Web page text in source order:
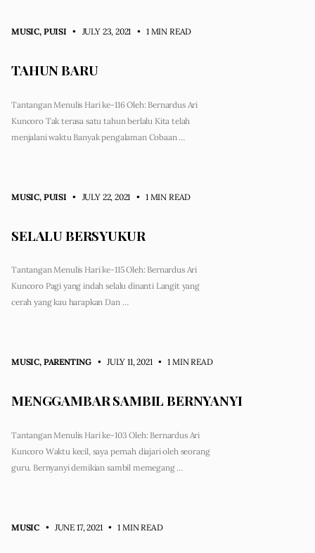
MUSIC, PUISI • JULY 23, 2021 • 1 MIN READ
TAHUN BARU
Tantangan Menulis Hari ke-116 Oleh: Bernardus Ari
Kuncoro Tak terasa satu tahun berlalu Kita telah
menjalani waktu Banyak pengalaman Cobaan …
MUSIC, PUISI • JULY 22, 2021 • 1 MIN READ
SELALU BERSYUKUR
Tantangan Menulis Hari ke-115 Oleh: Bernardus Ari
Kuncoro Pagi yang indah selalu dinanti Langit yang
cerah yang kau harapkan Dan …
MUSIC, PARENTING • JULY 11, 2021 • 1 MIN READ
MENGGAMBAR SAMBIL BERNYANYI
Tantangan Menulis Hari ke-103 Oleh: Bernardus Ari
Kuncoro Waktu kecil, saya pernah diajari oleh seorang
guru. Bernyanyi demikian sambil memegang …
MUSIC • JUNE 17, 2021 • 1 MIN READ